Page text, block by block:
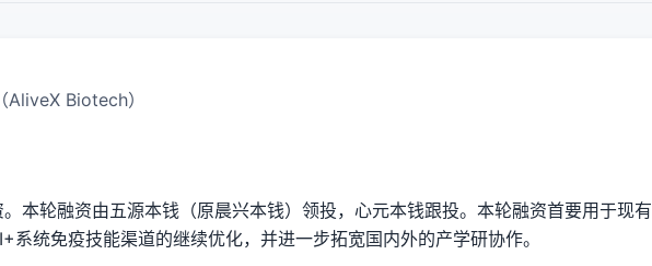
Biotech）
本轮融资由五源本钱（原晨兴本钱）领投，心元本钱跟投。本轮融资首要用于现有
系统免疫技能渠道的继续优化，并进一步拓宽国内外的产学研协作。